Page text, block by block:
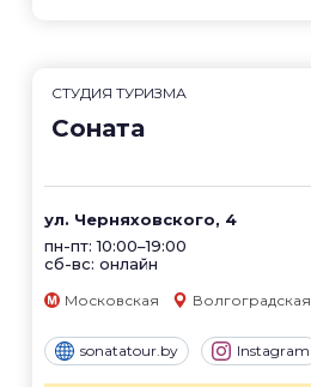
CТУДИЯ ТУРИЗМА
Соната
ул. Черняховского, 4
пн-пт: 10:00–19:00
сб-вс: онлайн
Московская Волгоградская
sonatatour.by Instagram